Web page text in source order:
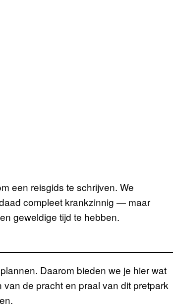
een reisgids te schrijven. We
compleet krankzinnig — maar
geweldige tijd te hebben.
Daarom bieden we je hier wat
de pracht en praal van dit pretpark